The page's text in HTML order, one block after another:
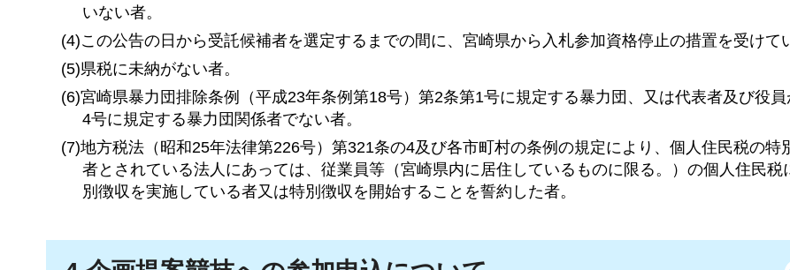
いない者。
(4)この公告の日から受託候補者を選定するまでの間に、宮崎県から入札参加資格停止の措置を受けて
(5)県税に未納がない者。
(6)宮崎県暴力団排除条例（平成23年条例第18号）第2条第1号に規定する暴力団、又は代表者及び役
4号に規定する暴力団関係者でない者。
(7)地方税法（昭和25年法律第226号）第321条の4及び各市町村の条例の規定により、個人住民税の特
者とされている法人にあっては、従業員等（宮崎県内に居住しているものに限る。）の個人住民税
別徴収を実施している者又は特別徴収を開始することを誓約した者。